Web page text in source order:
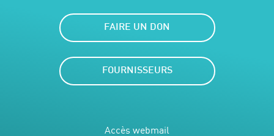
FAIRE UN DON
FOURNISSEURS
Accès webmail